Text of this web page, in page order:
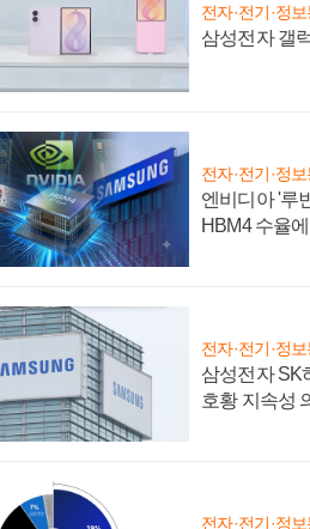
전자·전기·정
삼성전자 갤
전자·전기·정
엔비디아 '루
HBM4 수율
전자·전기·정
삼성전자 SK
호황 지속성
전자·전기·정